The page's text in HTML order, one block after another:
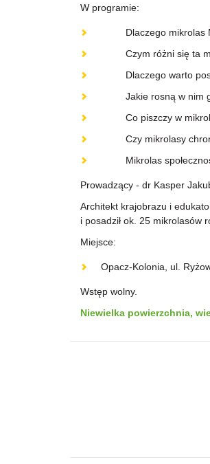
W programie:
Dlaczego mikrolas
Czym różni się ta
Dlaczego warto
Jakie rosną w nim
Co piszczy w
Czy mikrolasy
Mikrolas
Prowadzący - dr Kasper
Architekt krajobrazu i
i posadził ok. 25 mikrolasów
Miejsce:
Opacz-Kolonia, ul.
Wstęp wolny.
Niewielka powierzchnia,